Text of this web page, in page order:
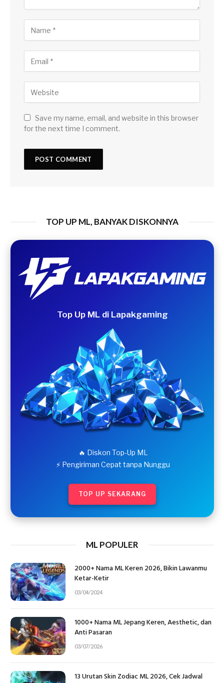
Save my name, email, and website in this browser
for the next time I comment.
TOP UP ML, BANYAK DISKONNYA
Top Up ML di Lapakgaming
🔥 Diskon Top-Up ML
⚡ Pengiriman Cepat tanpa Nunggu
TOP UP SEKARANG
ML POPULER
2000+ Nama ML Keren 2026, Bikin Lawanmu
Ketar-Ketir
03/04/2024
1000+ Nama ML Jepang Keren, Aesthetic, dan
Anti Pasaran
03/07/2026
13 Urutan Skin Zodiac ML 2026, Cek Jadwal